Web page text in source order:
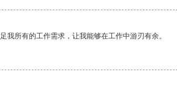
我所有的工作需求，让我能够在工作中游刃有余。